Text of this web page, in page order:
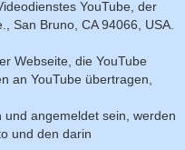
YouTube, der
San Bruno, CA 94066, USA.
Webseite, die YouTube
an YouTube übertragen,
und angemeldet sein, werden
und den darin